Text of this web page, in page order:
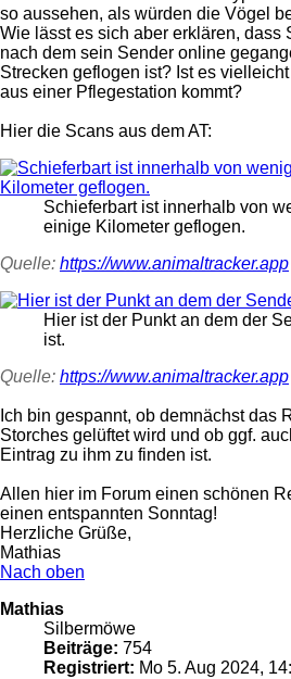
so aussehen, als würden die Vögel
Wie lässt es sich aber erklären, dass
nach dem sein Sender online
Strecken geflogen ist? Ist es
aus einer Pflegestation kommt?
Hier die Scans aus dem AT:
Schieferbart ist innerhalb von
einige Kilometer geflogen.
Quelle: https://www.animaltracker.app
Hier ist der Punkt an dem der
ist.
Quelle: https://www.animaltracker.app
Ich bin gespannt, ob demnächst das
Storches gelüftet wird und ob ggf.
Eintrag zu ihm zu finden ist.
Allen hier im Forum einen schönen
einen entspannten Sonntag!
Herzliche Grüße,
Mathias
Nach oben
Mathias
Silbermöwe
Beiträge: 754
Registriert: Mo 5. Aug 2024,